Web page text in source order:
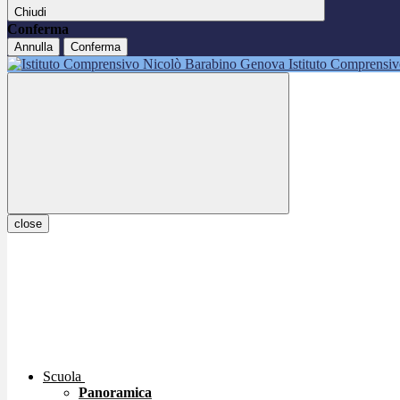
Chiudi
Conferma
Annulla Conferma
Istituto
close
Scuola
Panoramica